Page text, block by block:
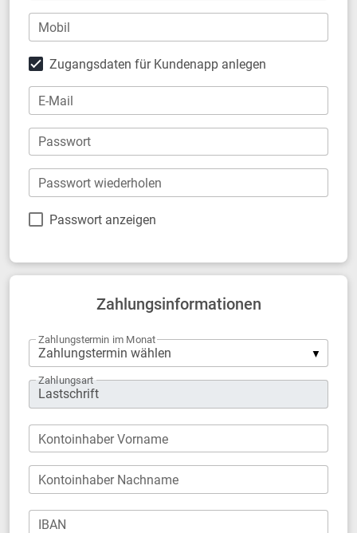
Mobil
Zugangsdaten für Kundenapp anlegen
E-Mail
Passwort
Passwort wiederholen
Passwort anzeigen
Zahlungsinformationen
Zahlungstermin im Monat
Zahlungsart
Kontoinhaber Vorname
Kontoinhaber Nachname
IBAN